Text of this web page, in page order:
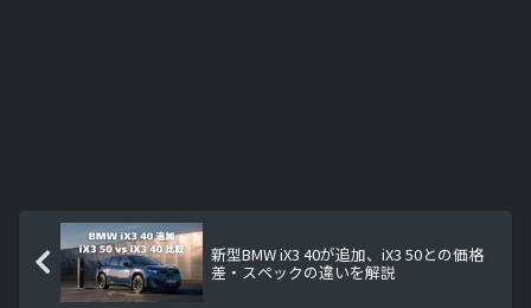
新型BMW iX3 40が追加、iX3 50との価格
差・スペックの違いを解説